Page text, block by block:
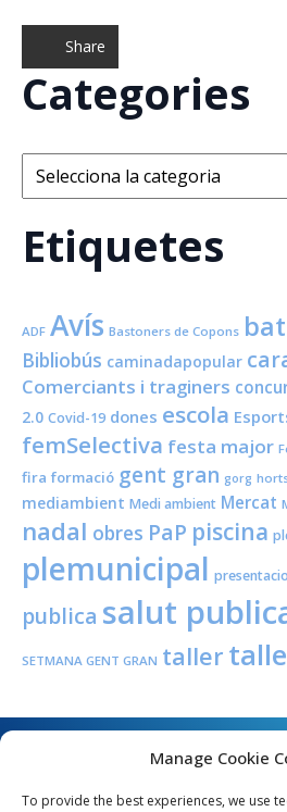
Manage Cookie
To provide the best experiences, we use
Share
Categories
Categories
Etiquetes
ADF Avís Bastoners de Copons
Bibliobús caminadapopular
Comerciants i traginers
2.0 Covid-19 dones escola
femSelectiva festa major
fira formació gent gran gorg
mediambient Medi ambient Mercat
nadal obres PaP piscina
plemunicipal presentacio
publica salut
SETMANA GENT GRAN taller